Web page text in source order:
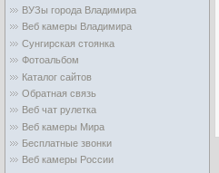
ВУЗы города Владимира
Веб камеры Владимира
Сунгирская стоянка
Фотоальбом
Каталог сайтов
Обратная связь
Веб чат рулетка
Веб камеры Мира
Бесплатные звонки
Веб камеры России